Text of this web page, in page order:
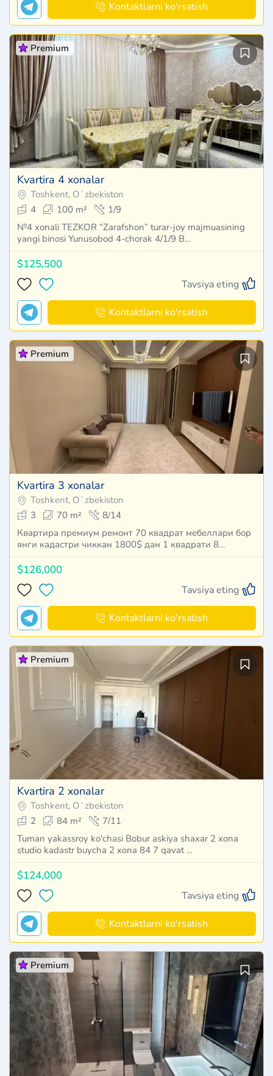
Kontaktlarni ko'rsatish
Premium
Kvartira 4 xonalar
Toshkent, Oʻzbekiston
4
100 m²
1/9
№4 xonali TEZKOR “Zarafshon” turar-joy majmuasining
yangi binosi Yunusobod 4-chorak 4/1/9 B…
$125,500
Tavsiya eting
Kontaktlarni ko'rsatish
Premium
Kvartira 3 xonalar
Toshkent, Oʻzbekiston
3
70 m²
8/14
Квартира премиум ремонт 70 квадрат мебеллари бор
янги кадастри чиккан 1800$ дан 1 квадрати 8…
$126,000
Tavsiya eting
Kontaktlarni ko'rsatish
Premium
Kvartira 2 xonalar
Toshkent, Oʻzbekiston
2
84 m²
7/11
Tuman yakassroy ko'chasi Bobur askiya shaxar 2 xona
studio kadastr buycha 2 xona 84 7 qavat …
$124,000
Tavsiya eting
Kontaktlarni ko'rsatish
Premium